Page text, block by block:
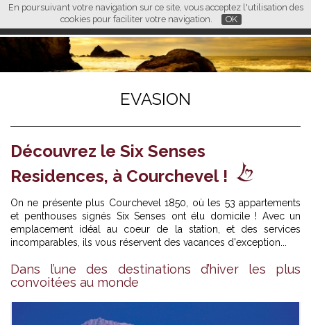
En poursuivant votre navigation sur ce site, vous acceptez l'utilisation des
cookies pour faciliter votre navigation.
OK
FR EN CN
L M
EVASION
Découvrez le Six Senses
Residences, à Courchevel !
On ne présente plus Courchevel 1850, où les 53 appartements
et penthouses signés Six Senses ont élu domicile ! Avec un
emplacement idéal au coeur de la station, et des services
incomparables, ils vous réservent des vacances d'exception...
Dans l’une des destinations d’hiver les plus
convoitées au monde